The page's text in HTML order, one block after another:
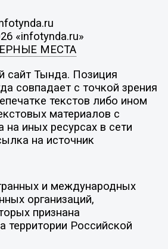
«infotynda.ru»
МЕСТА
сайт Тында. Позиция
совпадает с точкой зрения
текстов либо ином
материалов с
на иных ресурсах в сети
на источник
и международных
организаций,
признана
территории Российской